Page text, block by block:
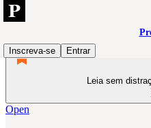
Inscreva-se
Entrar
Leia sem
Open